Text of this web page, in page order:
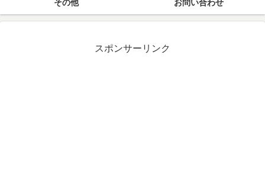
その他 お問い合わせ
スポンサーリンク